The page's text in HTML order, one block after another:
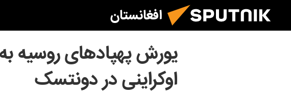
افغانستان
یورش پهپادهای روسیه
اوکراینی در دونتسک